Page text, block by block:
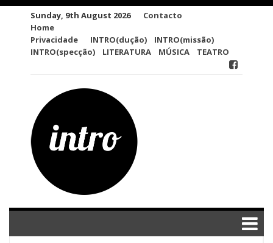
Sunday, 9th August 2026
Contacto
Home
Privacidade
INTRO(dução)
INTRO(missão)
INTRO(specção)
LITERATURA MÚSICA TEATRO